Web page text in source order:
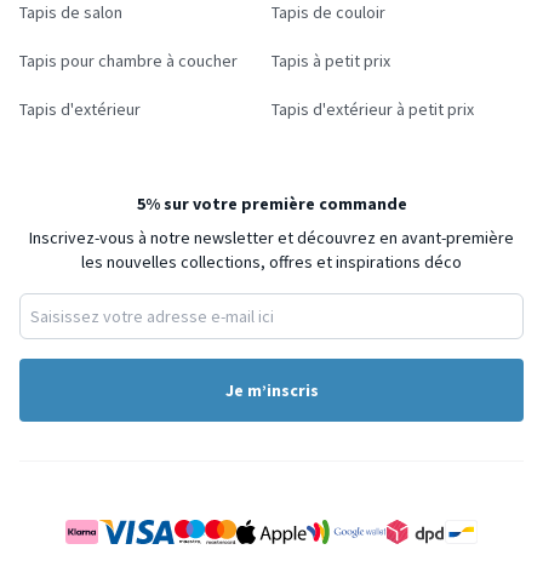
Tapis de salon Tapis de couloir
Tapis pour chambre à coucher Tapis à petit prix
Tapis d'extérieur Tapis d'extérieur à petit prix
5% sur votre première commande
Inscrivez-vous à notre newsletter et découvrez en avant-première
les nouvelles collections, offres et inspirations déco
Je m’inscris